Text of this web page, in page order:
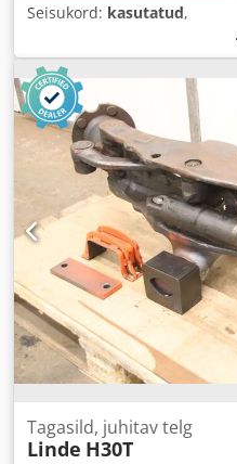
Seisukord: kasutatud,
Tagasild, juhitav telg
Linde H30T